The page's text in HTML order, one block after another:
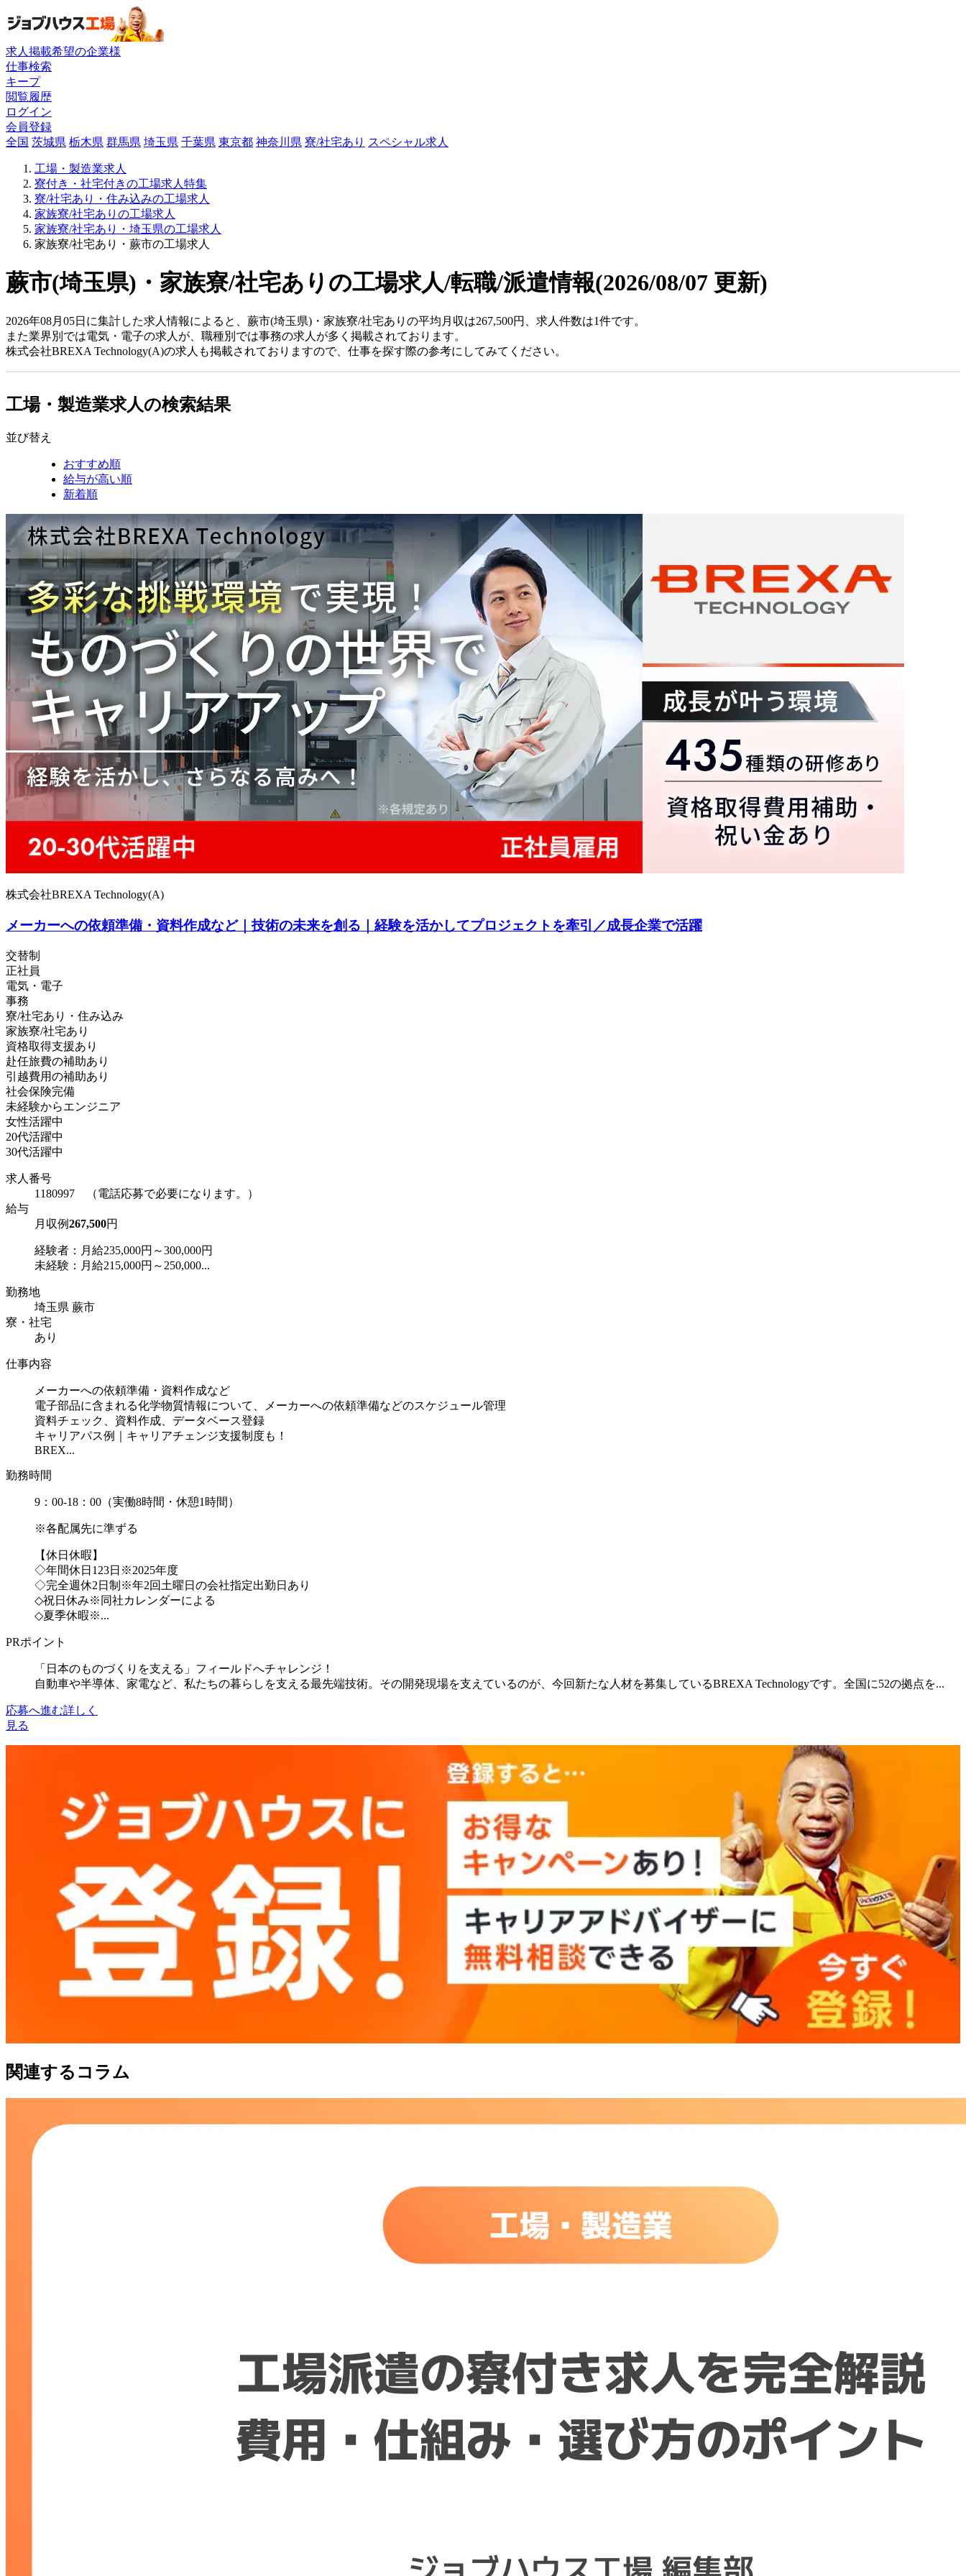
求人掲載希望の企業様
仕事検索
キープ
閲覧履歴
ログイン
会員登録
全国 茨城県 栃木県 群馬県 埼玉県 千葉県 東京都 神奈川県 寮/社宅あり スペシャル求人
工場・製造業求人
寮付き・社宅付きの工場求人特集
寮/社宅あり・住み込みの工場求人
家族寮/社宅ありの工場求人
家族寮/社宅あり・埼玉県の工場求人
家族寮/社宅あり・蕨市の工場求人
蕨市(埼玉県)・家族寮/社宅ありの工場求人/転職/派遣情報(2026/08/07 更新)
2026年08月05日に集計した求人情報によると、蕨市(埼玉県)・家族寮/社宅ありの平均月収は267,500円、求人件数は1件です。
また業界別では電気・電子の求人が、職種別では事務の求人が多く掲載されております。
株式会社BREXA Technology(A)の求人も掲載されておりますので、仕事を探す際の参考にしてみてください。
工場・製造業求人の検索結果
並び替え
おすすめ順
給与が高い順
新着順
株式会社BREXA Technology(A)
メーカーへの依頼準備・資料作成など｜技術の未来を創る｜経験を活かしてプロジェクトを牽引／成長企業で活躍
交替制
正社員
電気・電子
事務
寮/社宅あり・住み込み
家族寮/社宅あり
資格取得支援あり
赴任旅費の補助あり
引越費用の補助あり
社会保険完備
未経験からエンジニア
女性活躍中
20代活躍中
30代活躍中
求人番号
1180997 （電話応募で必要になります。）
給与
月収例267,500円
経験者：月給235,000円～300,000円
未経験：月給215,000円～250,000...
勤務地
埼玉県 蕨市
寮・社宅
あり
仕事内容
メーカーへの依頼準備・資料作成など
電子部品に含まれる化学物質情報について、メーカーへの依頼準備などのスケジュール管理
資料チェック、資料作成、データベース登録
キャリアパス例｜キャリアチェンジ支援制度も！
BREX...
勤務時間
9：00-18：00（実働8時間・休憩1時間）
※各配属先に準ずる
【休日休暇】
◇年間休日123日※2025年度
◇完全週休2日制※年2回土曜日の会社指定出勤日あり
◇祝日休み※同社カレンダーによる
◇夏季休暇※...
PRポイント
「日本のものづくりを支える」フィールドへチャレンジ！
自動車や半導体、家電など、私たちの暮らしを支える最先端技術。その開発現場を支えているのが、今回新たな人材を募集しているBREXA Technologyです。全国に52の拠点を...
応募へ進む詳しく
見る
関連するコラム